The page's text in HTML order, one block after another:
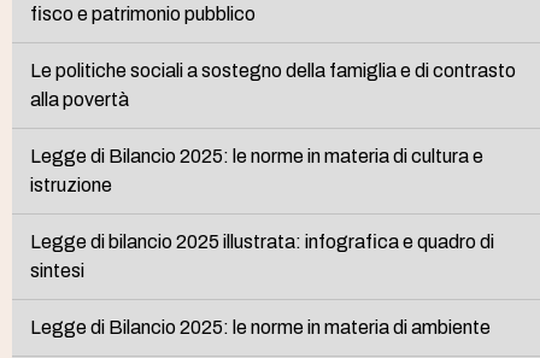
fisco e patrimonio pubblico
Le politiche sociali a sostegno della famiglia e di contrasto
alla povertà
Legge di Bilancio 2025: le norme in materia di cultura e
istruzione
Legge di bilancio 2025 illustrata: infografica e quadro di
sintesi
Legge di Bilancio 2025: le norme in materia di ambiente